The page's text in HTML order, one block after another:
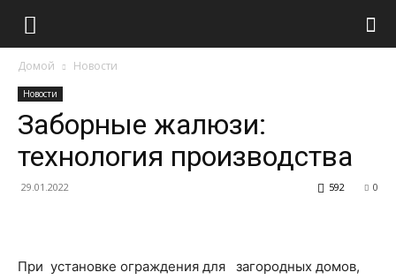
Домой Новости
Новости
Заборные жалюзи:
технология производства
29.01.2022 0
592
При установке ограждения для загородных домов,